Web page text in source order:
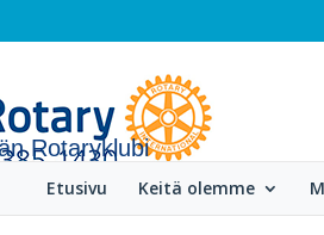
Rotaryklubi
Etusivu Keitä olemme